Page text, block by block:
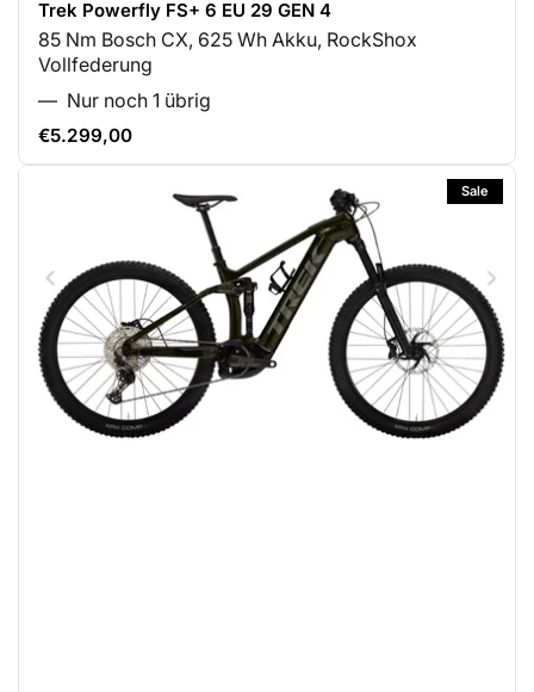
Trek Powerfly FS+ 6 EU 29 GEN 4
85 Nm Bosch CX, 625 Wh Akku, RockShox
Vollfederung
Nur noch 1 übrig
Normaler
Preis
€5.299,00
Sale